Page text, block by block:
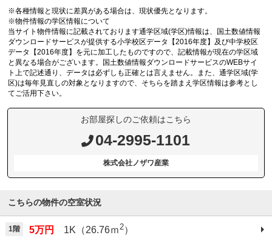
※各種情報と現状に差異がある場合は、現状優先となります。
※物件情報の学区情報について
当サイト物件情報に記載されております通学区域(学区)情報は、国土数値情報
ダウンロードサービスが提供する小学校区データ【2016年度】及び中学校区
データ【2016年度】を元に加工したものですので、記載情報が現在の学区域
と異なる場合がございます。国土数値情報ダウンロードサービスのWEBサイ
ト上で記述通り、データは必ずしも正確とは言えません。また、通学区域(学
区)は毎年見直しの対象となりますので、そちらを踏まえ学区情報は参考とし
てご活用下さい。
お部屋探しのご依頼はこちら
04-2995-1101
株式会社ノザワ産業
こちらの物件の空室状況
1階 5万円 1K（26.76ｍ2）